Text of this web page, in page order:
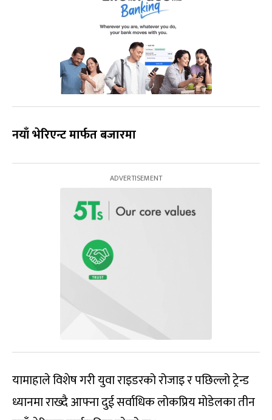
नयाँ भेरिएन्ट मार्फत बजारमा
यामाहाले विशेष गरी युवा राइडरको रोजाइ र पछिल्लो ट्रेन्ड
ध्यानमा राख्दै आफ्ना दुई सर्वाधिक लोकप्रिय मोडेलका तीन